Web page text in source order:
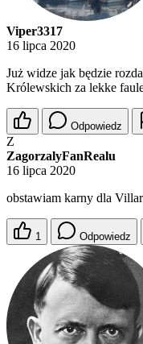
Viper3317
16 lipca 2020
Już widze jak będzie
Królewskich za lekke
Odpowiedz
Z
ZagorzalyFanRealu
16 lipca 2020
obstawiam karny dla
1 Odpowiedz